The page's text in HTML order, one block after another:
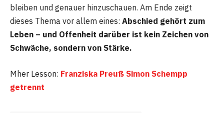
bleiben und genauer hinzuschauen. Am Ende zeigt
dieses Thema vor allem eines: Abschied gehört zum
Leben – und Offenheit darüber ist kein Zeichen von
Schwäche, sondern von Stärke.
Mher Lesson: Franziska Preuß Simon Schempp
getrennt